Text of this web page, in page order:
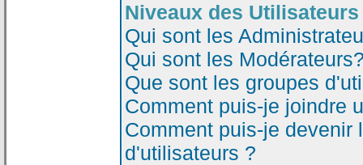
Niveaux des
Qui sont les
Qui sont les
Que sont les groupes
Comment puis-je joindre
Comment puis-je devenir
d'utilisateurs ?